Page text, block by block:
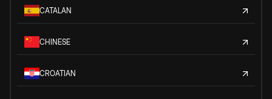
CATALAN
CHINESE
CROATIAN